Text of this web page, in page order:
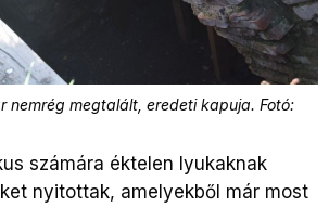
nemrég megtalált, eredeti kapuja. Fotó:
számára éktelen lyukaknak
nyitottak, amelyekből már most